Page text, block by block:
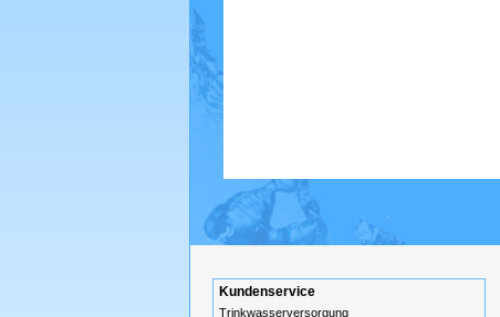
Kundenservice
Trinkwasserversorgung